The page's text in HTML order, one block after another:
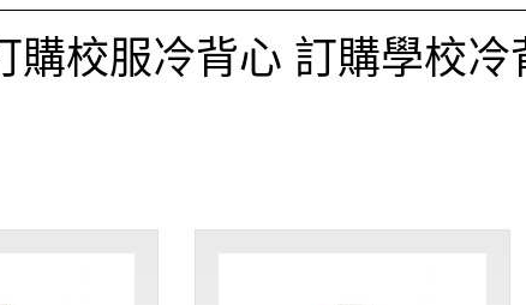
購校服冷背心 訂購學校